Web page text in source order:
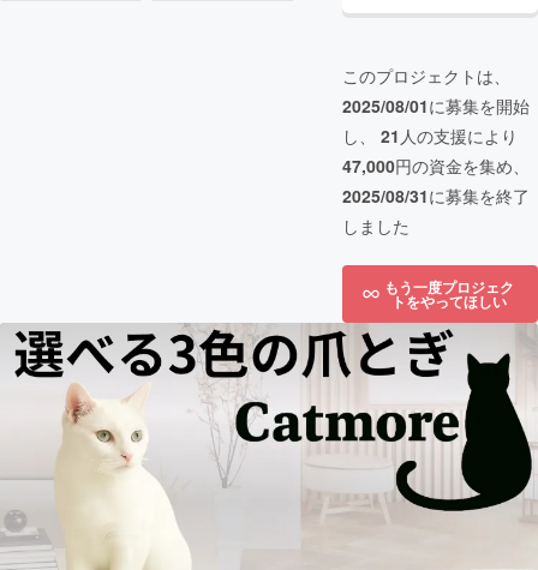
このプロジェクトは、
2025/08/01に募集を開始
し、 21 人の支援により
47,000円の資金を集め、
2025/08/31に募集を終了
しました
もう一度プロジェク
トをやってほしい